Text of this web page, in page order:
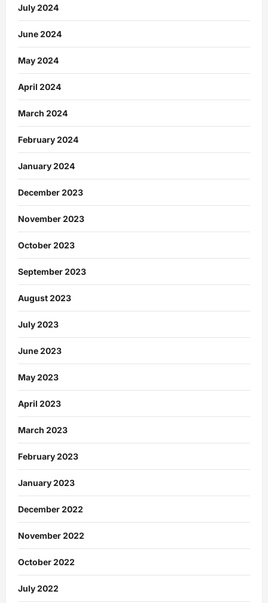
July 2024
June 2024
May 2024
April 2024
March 2024
February 2024
January 2024
December 2023
November 2023
October 2023
September 2023
August 2023
July 2023
June 2023
May 2023
April 2023
March 2023
February 2023
January 2023
December 2022
November 2022
October 2022
July 2022